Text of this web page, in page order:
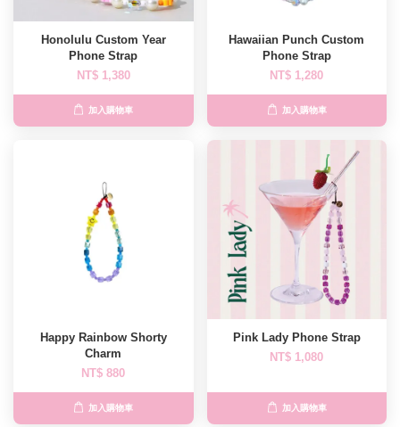
Honolulu Custom Year
Phone Strap
NT$ 1,380
加入購物車
Hawaiian Punch Custom
Phone Strap
NT$ 1,280
加入購物車
Happy Rainbow Shorty
Charm
NT$ 880
加入購物車
Pink Lady Phone Strap
NT$ 1,080
加入購物車